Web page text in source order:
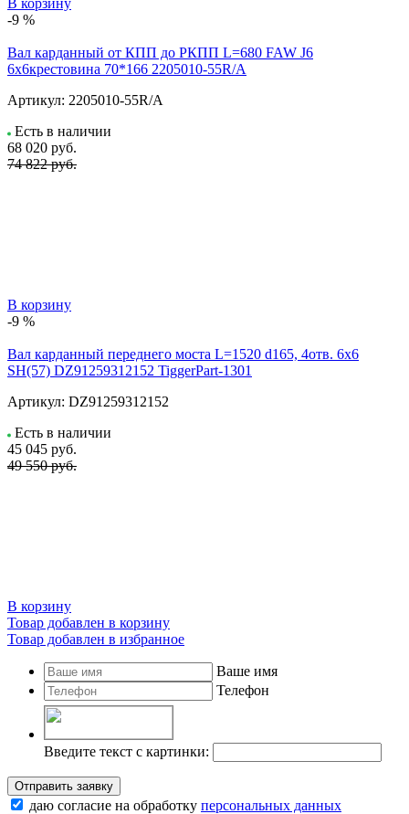
-9 %
Вал карданный от КПП до РКПП L=680 FAW J6
6x6крестовина 70*166 2205010-55R/A
Артикул: 2205010-55R/A
Есть в наличии
68 020 руб.
74 822 руб.
В корзину
-9 %
Вал карданный переднего моста L=1520 d165, 4отв. 6х6
SH(57) DZ91259312152 TiggerPart-1301
Артикул: DZ91259312152
Есть в наличии
45 045 руб.
49 550 руб.
В корзину
Товар добавлен в корзину
Товар добавлен в избранное
Ваше имя
Телефон
Введите текст с картинки:
Отправить заявку
даю согласие на обработку персональных данных